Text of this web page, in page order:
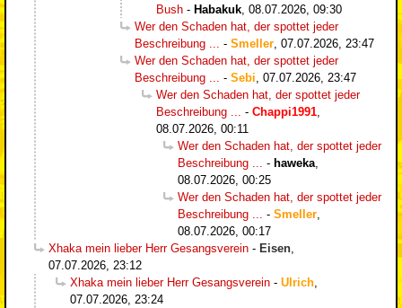
Bush - Habakuk 08.07.2026, 09:30
Wer den Schaden hat, der spottet jeder
Beschreibung ...
- Smeller 07.07.2026, 23:47
Wer den Schaden hat, der spottet jeder
Beschreibung ...
- Sebi 07.07.2026, 23:47
Wer den Schaden hat, der spottet jeder
Beschreibung ...
- Chappi1991
08.07.2026, 00:11
Wer den Schaden hat, der spottet jeder
Beschreibung ...
- haweka
08.07.2026, 00:25
Wer den Schaden hat, der spottet jeder
Beschreibung ...
- Smeller
08.07.2026, 00:17
Xhaka mein lieber Herr Gesangsverein - Eisen
07.07.2026, 23:12
Xhaka mein lieber Herr Gesangsverein - Ulrich
07.07.2026, 23:24